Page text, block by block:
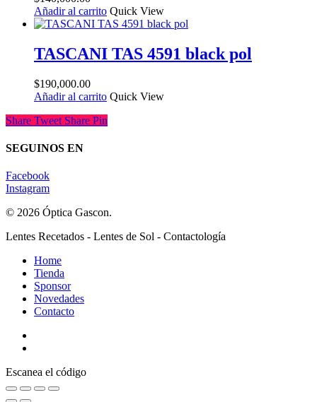
Añadir al carrito Quick View
TASCANI TAS 4591 black pol
$190,000.00
Añadir al carrito Quick View
Share Tweet Share Pin
SEGUINOS EN
Facebook
Instagram
© 2026 Óptica Gascon.
Close
Lentes Recetados - Lentes de Sol - Contactología
Home
Tienda
Sponsor
Novedades
Contacto
Escanea el código